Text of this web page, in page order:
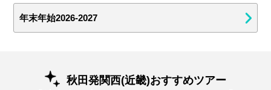
年末年始2026-2027
秋田発関西(近畿)おすすめツアー